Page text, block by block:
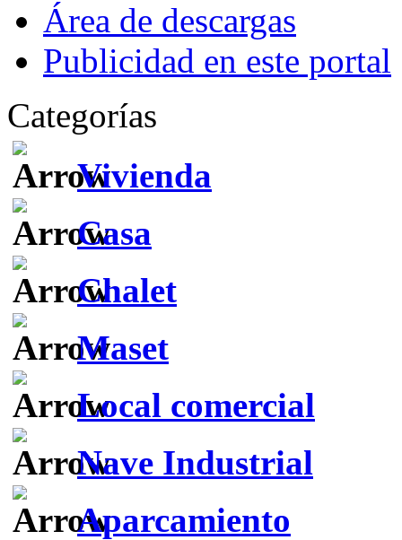
Área de descargas
Publicidad en este portal
Categorías
Vivienda
Casa
Chalet
Maset
Local comercial
Nave Industrial
Aparcamiento